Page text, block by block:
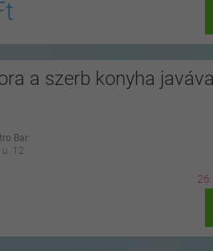
a szerb konyha
Bar
u. 12.
26